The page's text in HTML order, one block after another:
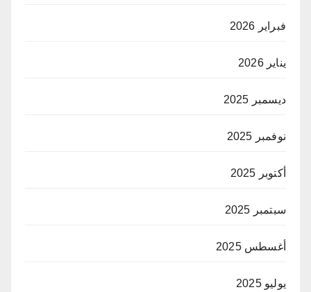
فبراير 2026
يناير 2026
ديسمبر 2025
نوفمبر 2025
أكتوبر 2025
سبتمبر 2025
أغسطس 2025
يوليو 2025